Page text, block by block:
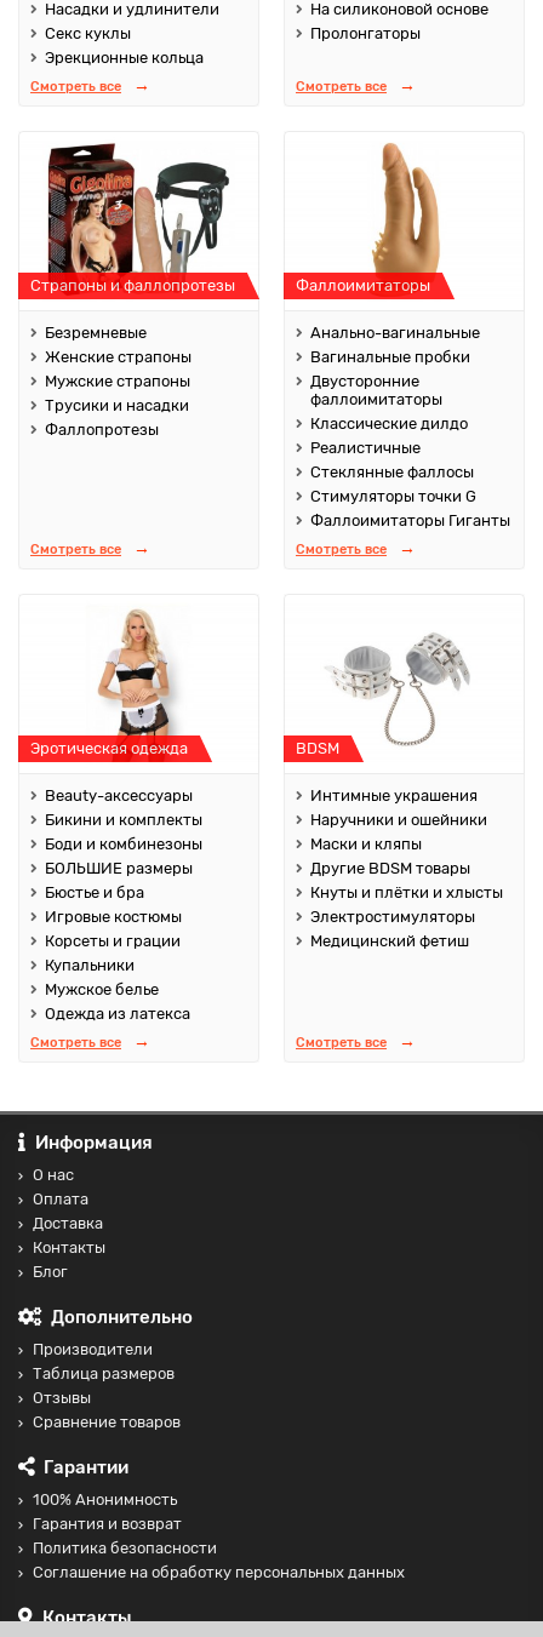
Насадки и удлинители
Секс куклы
Эрекционные кольца
Смотреть все
На силиконовой основе
Пролонгаторы
Смотреть все
Страпоны и фаллопротезы
Безремневые
Женские страпоны
Мужские страпоны
Трусики и насадки
Фаллопротезы
Смотреть все
Фаллоимитаторы
Анально-вагинальные
Вагинальные пробки
Двусторонние
фаллоимитаторы
Классические дилдо
Реалистичные
Стеклянные фаллосы
Стимуляторы точки G
Фаллоимитаторы Гиганты
Смотреть все
Эротическая одежда
Beauty-аксессуары
Бикини и комплекты
Боди и комбинезоны
БОЛЬШИЕ размеры
Бюстье и бра
Игровые костюмы
Корсеты и грации
Купальники
Мужское белье
Одежда из латекса
Смотреть все
BDSM
Интимные украшения
Наручники и ошейники
Маски и кляпы
Другие BDSM товары
Кнуты и плётки и хлысты
Электростимуляторы
Медицинский фетиш
Смотреть все
Информация
О нас
Оплата
Доставка
Контакты
Блог
Дополнительно
Производители
Таблица размеров
Отзывы
Сравнение товаров
Гарантии
100% Анонимность
Гарантия и возврат
Политика безопасности
Соглашение на обработку персональных данных
Контакты